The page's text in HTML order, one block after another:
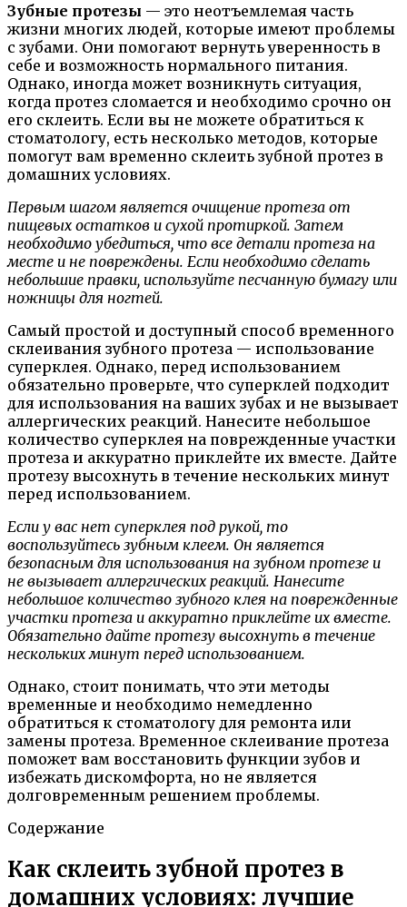
Зубные протезы — это неотъемлемая часть
жизни многих людей, которые имеют проблемы
с зубами. Они помогают вернуть уверенность в
себе и возможность нормального питания.
Однако, иногда может возникнуть ситуация,
когда протез сломается и необходимо срочно он
его склеить. Если вы не можете обратиться к
стоматологу, есть несколько методов, которые
помогут вам временно склеить зубной протез в
домашних условиях.
Первым шагом является очищение протеза от
пищевых остатков и сухой протиркой. Затем
необходимо убедиться, что все детали протеза на
месте и не повреждены. Если необходимо сделать
небольшие правки, используйте песчанную бумагу или
ножницы для ногтей.
Самый простой и доступный способ временного
склеивания зубного протеза — использование
суперклея. Однако, перед использованием
обязательно проверьте, что суперклей подходит
для использования на ваших зубах и не вызывает
аллергических реакций. Нанесите небольшое
количество суперклея на поврежденные участки
протеза и аккуратно приклейте их вместе. Дайте
протезу высохнуть в течение нескольких минут
перед использованием.
Если у вас нет суперклея под рукой, то
воспользуйтесь зубным клеем. Он является
безопасным для использования на зубном протезе и
не вызывает аллергических реакций. Нанесите
небольшое количество зубного клея на поврежденные
участки протеза и аккуратно приклейте их вместе.
Обязательно дайте протезу высохнуть в течение
нескольких минут перед использованием.
Однако, стоит понимать, что эти методы
временные и необходимо немедленно
обратиться к стоматологу для ремонта или
замены протеза. Временное склеивание протеза
поможет вам восстановить функции зубов и
избежать дискомфорта, но не является
долговременным решением проблемы.
Содержание
Как склеить зубной протез в
домашних условиях: лучшие